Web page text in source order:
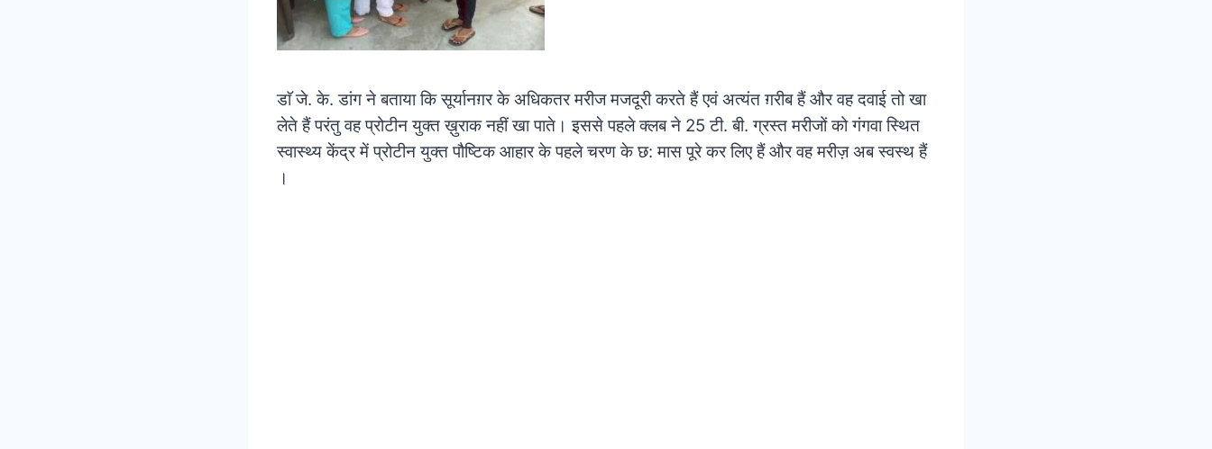
डाॅ जे. के. डांग ने बताया कि सूर्यानग़र के अधिकतर मरीज मजदूरी करते हैं एवं अत्यंत ग़रीब हैं और वह दवाई तो खा
लेते हैं परंतु वह प्रोटीन युक्त ख़ुराक नहीं खा पाते।इससे पहले क्लब ने 25 टी. बी. ग्रस्त मरीजों को गंगवा स्थित
स्वास्थ्य केंद्र में प्रोटीन युक्त पौष्टिक आहार के पहले चरण के छ: मास पूरे कर लिए हैं और वह मरीज़ अब स्वस्थ हैं
।